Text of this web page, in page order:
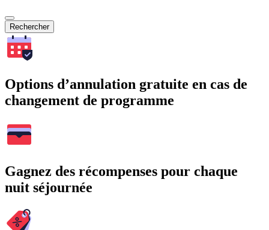
Rechercher
Options d’annulation gratuite en cas de
changement de programme
Gagnez des récompenses pour chaque
nuit séjournée